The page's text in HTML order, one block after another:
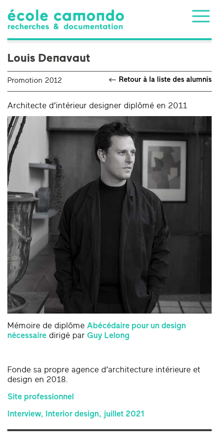
Louis Denavaut
Promotion 2012 Retour à la liste des alumnis
Architecte d’intérieur designer diplômé en 2011
Mémoire de diplôme Abécédaire pour un design
nécessaire dirigé par Guy Lelong
Fonde sa propre agence d’architecture intérieure et
design en 2018.
Site professionnel
Interview, Interior design, juillet 2021